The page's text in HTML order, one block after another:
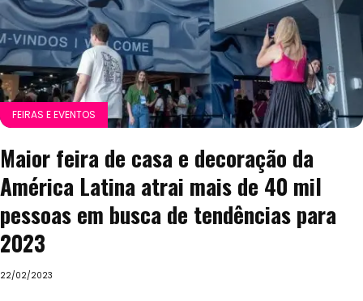
FEIRAS E EVENTOS
Maior feira de casa e decoração da
América Latina atrai mais de 40 mil
pessoas em busca de tendências para
2023
22/02/2023